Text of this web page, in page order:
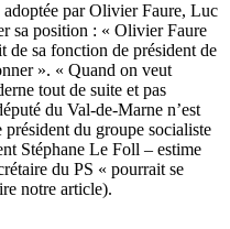
adoptée par Olivier Faure, Luc
sa position : « Olivier Faure
de sa fonction de président de
». « Quand on veut
tout de suite et pas
du Val-de-Marne n’est
du groupe socialiste
Stéphane Le Foll – estime
du PS « pourrait se
notre article).